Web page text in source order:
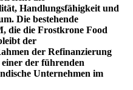
Handlungsfähigkeit und
Die bestehende
die die Frostkrone Food
der
der Refinanzierung
der führenden
Unternehmen im